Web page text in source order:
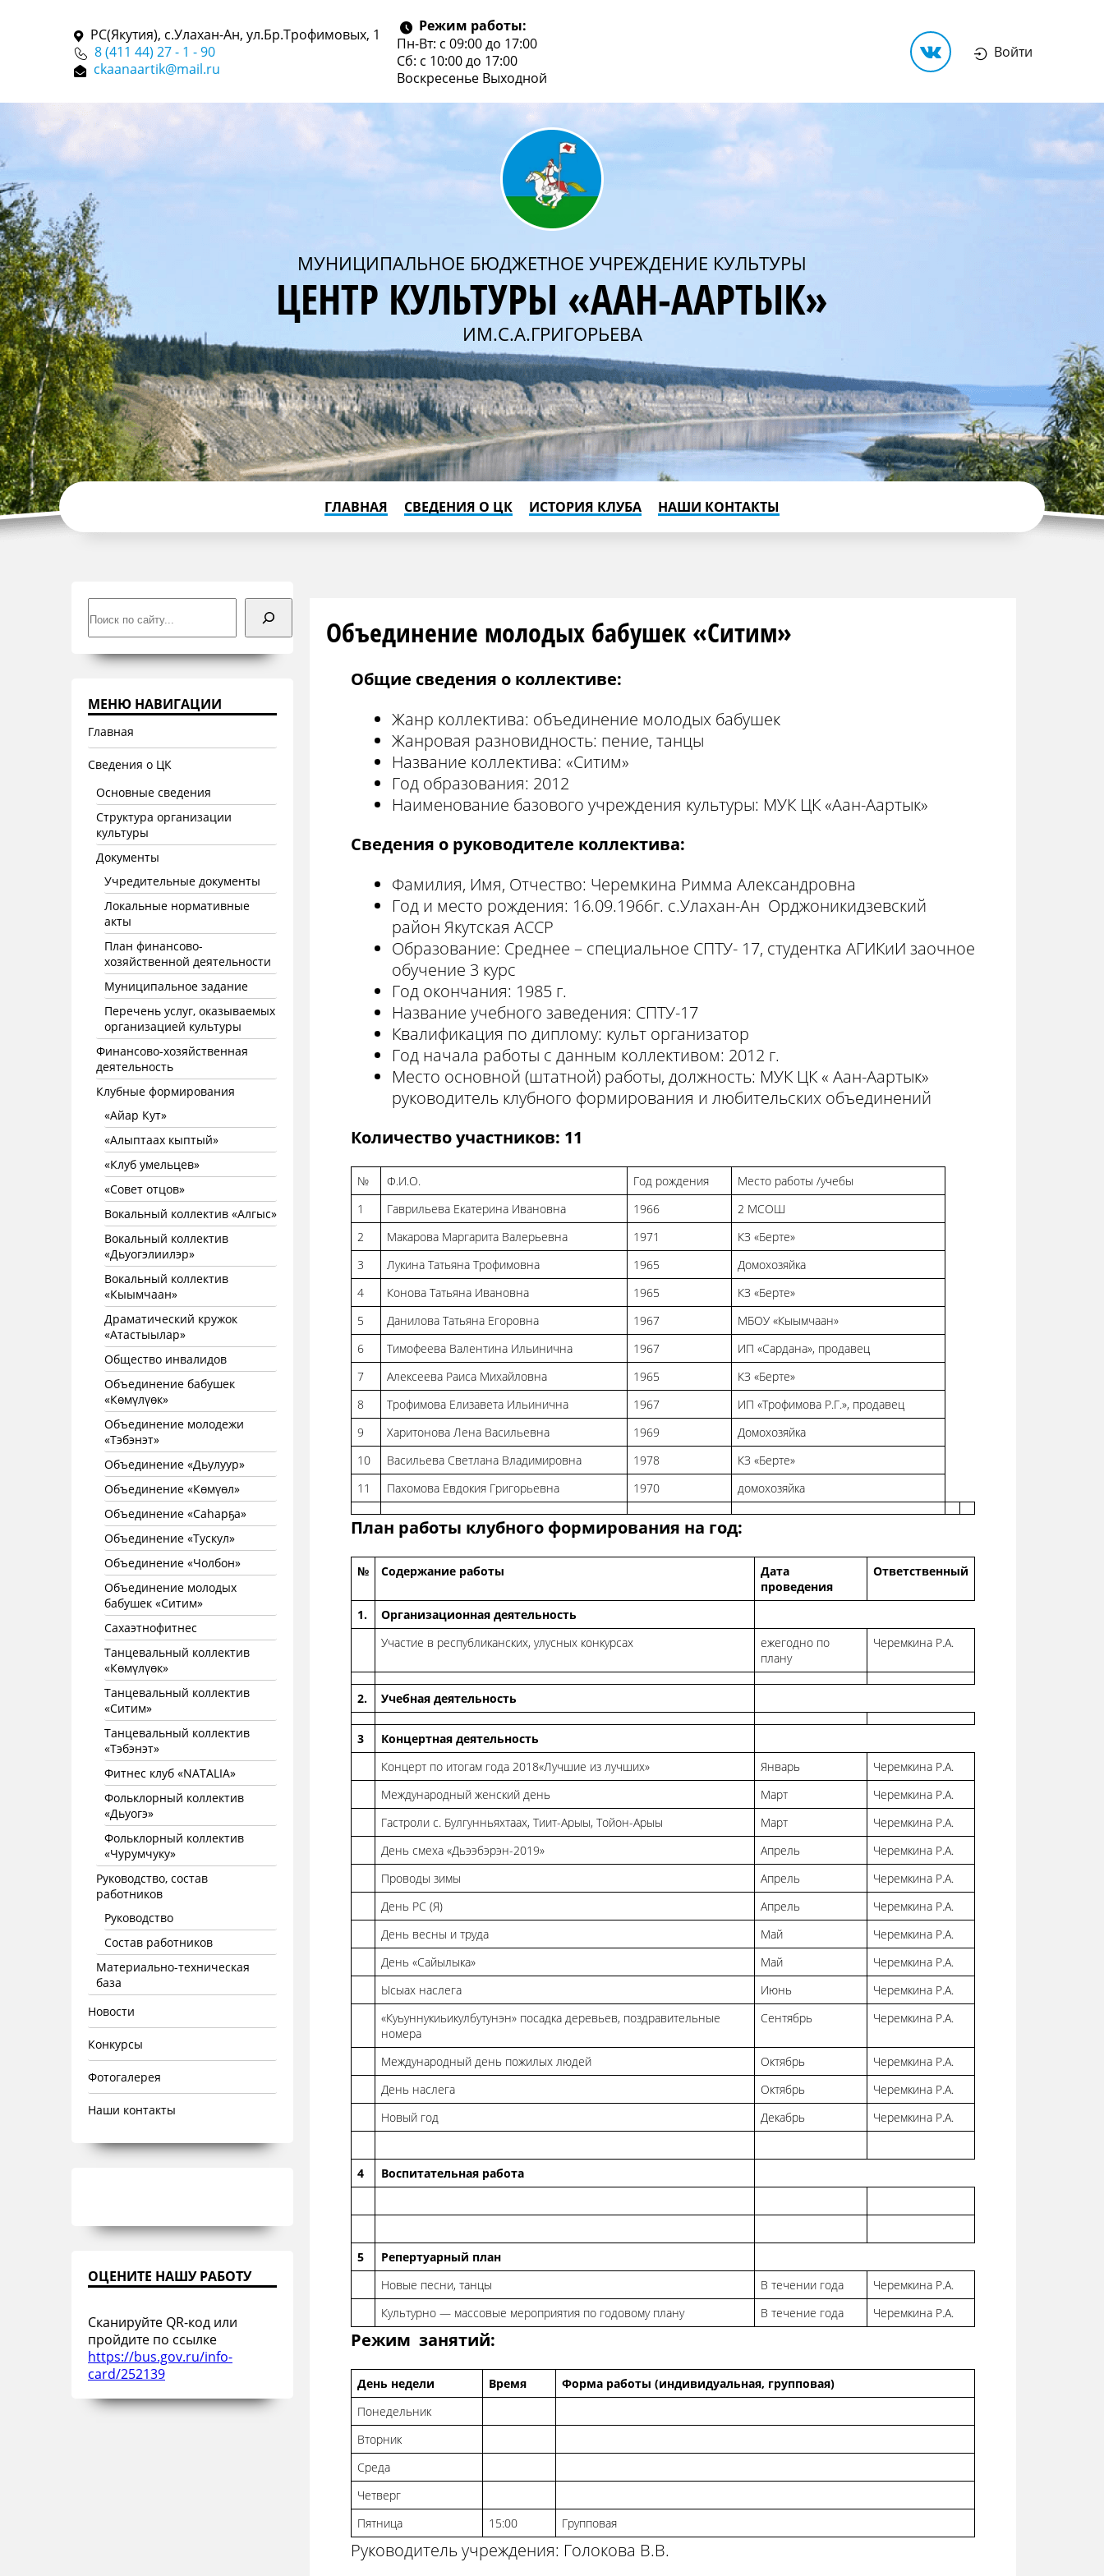
РС(Якутия), с.Улахан-Ан, ул.Бр.Трофимовых, 1
8 (411 44) 27 - 1 - 90
ckaanaartik@mail.ru
Режим работы:
Пн-Вт: с 09:00 до 17:00
Сб: с 10:00 до 17:00
Воскресенье Выходной
Войти
МУНИЦИПАЛЬНОЕ БЮДЖЕТНОЕ УЧРЕЖДЕНИЕ КУЛЬТУРЫ
ЦЕНТР КУЛЬТУРЫ «ААН-ААРТЫК»
ИМ.С.А.ГРИГОРЬЕВА
ГЛАВНАЯ СВЕДЕНИЯ О ЦК ИСТОРИЯ КЛУБА НАШИ КОНТАКТЫ
МЕНЮ НАВИГАЦИИ
Главная
Сведения о ЦК
Основные сведения
Структура организации
культуры
Документы
Учредительные документы
Локальные нормативные
акты
План финансово-
хозяйственной деятельности
Муниципальное задание
Перечень услуг, оказываемых
организацией культуры
Финансово-хозяйственная
деятельность
Клубные формирования
«Айар Кут»
«Алыптаах кыптый»
«Клуб умельцев»
«Совет отцов»
Вокальный коллектив «Алгыс»
Вокальный коллектив
«Дьуогэлиилэр»
Вокальный коллектив
«Кыымчаан»
Драматический кружок
«Атастыылар»
Общество инвалидов
Объединение бабушек
«Көмүлүөк»
Объединение молодежи
«Тэбэнэт»
Объединение «Дьулуур»
Объединение «Көмүөл»
Объединение «Саhарҕа»
Объединение «Тускул»
Объединение «Чолбон»
Объединение молодых
бабушек «Ситим»
Сахаэтнофитнес
Танцевальный коллектив
«Көмүлүөк»
Танцевальный коллектив
«Ситим»
Танцевальный коллектив
«Тэбэнэт»
Фитнес клуб «NATALIA»
Фольклорный коллектив
«Дьуогэ»
Фольклорный коллектив
«Чурумчуку»
Руководство, состав
работников
Руководство
Состав работников
Материально-техническая
база
Новости
Конкурсы
Фотогалерея
Наши контакты
ОЦЕНИТЕ НАШУ РАБОТУ
Сканируйте QR-код или
пройдите по ссылке
https://bus.gov.ru/info-
card/252139
Объединение молодых бабушек «Ситим»
Общие сведения о коллективе:
Жанр коллектива: объединение молодых бабушек
Жанровая разновидность: пение, танцы
Название коллектива: «Ситим»
Год образования: 2012
Наименование базового учреждения культуры: МУК ЦК «Аан-Аартык»
Сведения о руководителе коллектива:
Фамилия, Имя, Отчество: Черемкина Римма Александровна
Год и место рождения: 16.09.1966г. с.Улахан-Ан Орджоникидзевский
район Якутская АССР
Образование: Среднее – специальное СПТУ- 17, студентка АГИКиИ заочное
обучение 3 курс
Год окончания: 1985 г.
Название учебного заведения: СПТУ-17
Квалификация по диплому: культ организатор
Год начала работы с данным коллективом: 2012 г.
Место основной (штатной) работы, должность: МУК ЦК « Аан-Аартык»
руководитель клубного формирования и любительских объединений
Количество участников: 11
№ Ф.И.О. Год рождения
Место работы /учебы
1
Гаврильева Екатерина Ивановна 1966
2 МСОШ
2
Макарова Маргарита Валерьевна 1971
КЗ «Берте»
3
Лукина Татьяна Трофимовна 1965
Домохозяйка
4
Конова Татьяна Ивановна 1965
КЗ «Берте»
5
Данилова Татьяна Егоровна 1967
МБОУ «Кыымчаан»
6
Тимофеева Валентина Ильинична 1967
ИП «Сардана», продавец
7
Алексеева Раиса Михайловна 1965
КЗ «Берте»
8
Трофимова Елизавета Ильинична 1967
ИП «Трофимова Р.Г.», продавец
9
Харитонова Лена Васильевна 1969
Домохозяйка
10
Васильева Светлана Владимировна 1978
КЗ «Берте»
11
Пахомова Евдокия Григорьевна 1970 домохозяйка
План работы клубного формирования на год:
№ Содержание работы
Дата
проведения
Ответственный
1.
Организационная деятельность
Участие в республиканских, улусных конкурсах
ежегодно по
плану
Черемкина Р.А.
2. Учебная деятельность
3
Концертная деятельность
Концерт по итогам года 2018«Лучшие из лучших»
Январь
Черемкина Р.А.
Международный женский день
Март
Черемкина Р.А.
Гастроли с. Булгунньяхтаах, Тиит-Арыы, Тойон-Арыы
Март
Черемкина Р.А.
День смеха «Дьээбэрэн-2019»
Апрель
Черемкина Р.А.
Проводы зимы
Апрель
Черемкина Р.А.
День РС (Я)
Апрель
Черемкина Р.А.
День весны и труда
Май
Черемкина Р.А.
День «Сайылыка»
Май
Черемкина Р.А.
Ысыах наслега
Июнь
Черемкина Р.А.
«Куьуннукиьикулбутунэн» посадка деревьев, поздравительные
номера
Сентябрь Черемкина Р.А.
Международный день пожилых людей Октябрь
Черемкина Р.А.
День наслега
Октябрь
Черемкина Р.А.
Новый год
Декабрь Черемкина Р.А.
4 Воспитательная работа
5
Репертуарный план
Новые песни, танцы
В течении года
Черемкина Р.А.
Культурно — массовые мероприятия по годовому плану
В течение года Черемкина Р.А.
Режим занятий:
День недели Время
Форма работы (индивидуальная, групповая)
Понедельник
Вторник
Среда
Четверг
Пятница
15:00 Групповая
Руководитель учреждения: Голокова В.В.